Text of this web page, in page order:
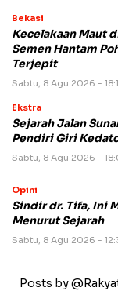
Bekasi
Kecelakaan Maut
Semen Hantam
Terjepit
Sabtu, 8 Agu 2026 -
Ekstra
Sejarah Jalan
Pendiri Giri
Sabtu, 8 Agu 2026 -
Opini
Sindir dr. Tifa, Ini
Menurut Sejarah
Sabtu, 8 Agu 2026 -
Posts by